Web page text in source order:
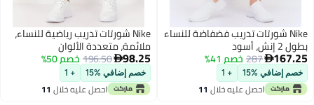
Nike شورتات تدريب فضفاضة للنساء
أسود

287خصم 41%
إضافي %15 + 1
احصل عليه خلال11
اغسطس
Nike شورتات تدريب رياضية للنساء،
ملائمة، متعددة الألوان
98.25
196.50خصم 50%
خصم إضافي %15 + 1
احصل عليه خلال11
اغسطس